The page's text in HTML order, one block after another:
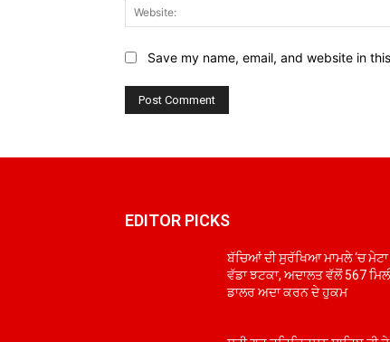
Save my name, email, and website in
EDITOR PICKS
ਬੱਚਿਆਂ ਦੀ ਸੁਰੱਖਿਆ ਮਾਮਲੇ ‘ਚ
ਵੱਡਾ ਝਟਕਾ, ਅਦਾਲਤ ਵੱਲੋਂ 567
ਡਾਲਰ ਅਦਾ ਕਰਨ ਦੇ ਹੁਕਮ